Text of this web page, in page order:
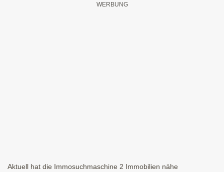
Aktuell hat die Immosuchmaschine 2 Immobilien nähe